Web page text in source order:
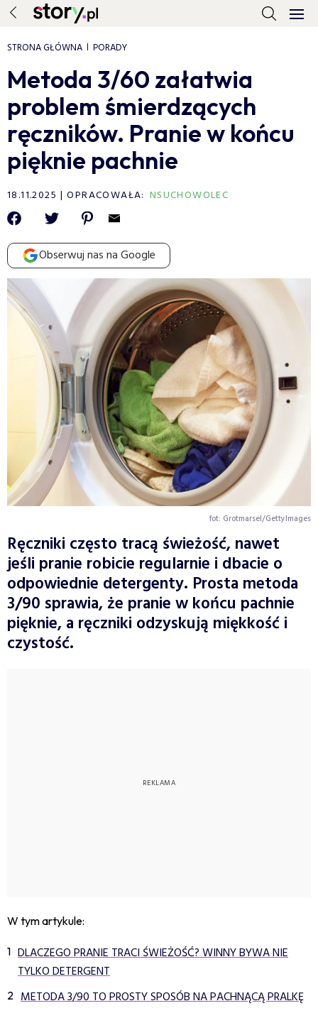
STRONA GŁÓWNA PORADY
Metoda 3/60 załatwia
problem śmierdzących
ręczników. Pranie w końcu
pięknie pachnie
18.11.2025 OPRACOWAŁA: NSUCHOWOLEC
Obserwuj nas na Google
fot: Grotmarsel/GettyImages
Ręczniki często tracą świeżość, nawet
jeśli pranie robicie regularnie i dbacie o
odpowiednie detergenty. Prosta metoda
3/90 sprawia, że pranie w końcu pachnie
pięknie, a ręczniki odzyskują miękkość i
czystość.
W tym artykule:
DLACZEGO PRANIE TRACI ŚWIEŻOŚĆ? WINNY BYWA NIE
TYLKO DETERGENT
METODA 3/90 TO PROSTY SPOSÓB NA PACHNĄCĄ PRALKĘ